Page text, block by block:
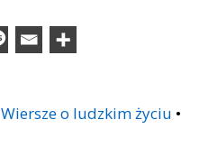
Wiersze o ludzkim życiu •